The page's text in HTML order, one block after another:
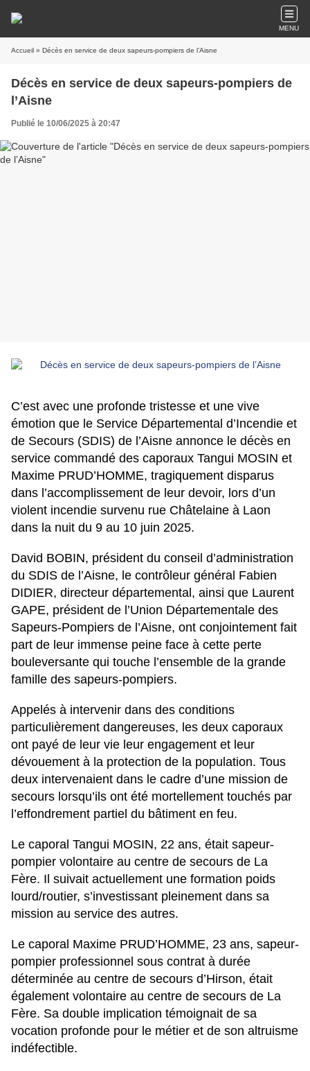
MENU
Accueil » Décès en service de deux sapeurs-pompiers de l’Aisne
Décès en service de deux sapeurs-pompiers de
l’Aisne
Publié le 10/06/2025 à 20:47
C’est avec une profonde tristesse et une vive
émotion que le Service Départemental d’Incendie et
de Secours (SDIS) de l’Aisne annonce le décès en
service commandé des caporaux Tangui MOSIN et
Maxime PRUD’HOMME, tragiquement disparus
dans l’accomplissement de leur devoir, lors d’un
violent incendie survenu rue Châtelaine à Laon
dans la nuit du 9 au 10 juin 2025.
David BOBIN, président du conseil d’administration
du SDIS de l’Aisne, le contrôleur général Fabien
DIDIER, directeur départemental, ainsi que Laurent
GAPE, président de l’Union Départementale des
Sapeurs-Pompiers de l’Aisne, ont conjointement fait
part de leur immense peine face à cette perte
bouleversante qui touche l’ensemble de la grande
famille des sapeurs-pompiers.
Appelés à intervenir dans des conditions
particulièrement dangereuses, les deux caporaux
ont payé de leur vie leur engagement et leur
dévouement à la protection de la population. Tous
deux intervenaient dans le cadre d’une mission de
secours lorsqu’ils ont été mortellement touchés par
l’effondrement partiel du bâtiment en feu.
Le caporal Tangui MOSIN, 22 ans, était sapeur-
pompier volontaire au centre de secours de La
Fère. Il suivait actuellement une formation poids
lourd/routier, s’investissant pleinement dans sa
mission au service des autres.
Le caporal Maxime PRUD’HOMME, 23 ans, sapeur-
pompier professionnel sous contrat à durée
déterminée au centre de secours d’Hirson, était
également volontaire au centre de secours de La
Fère. Sa double implication témoignait de sa
vocation profonde pour le métier et de son altruisme
indéfectible.